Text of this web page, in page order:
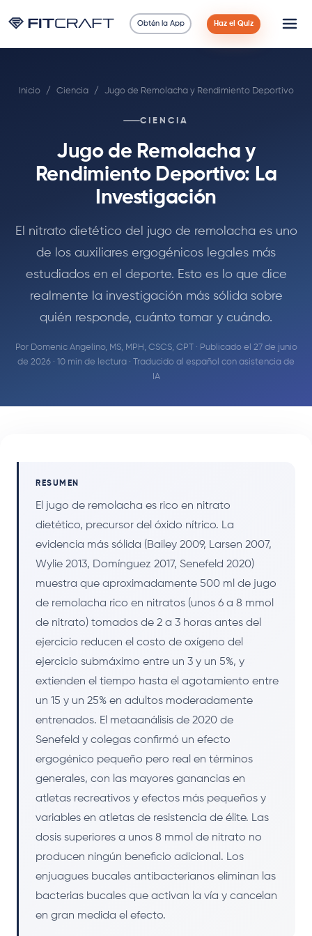
Obtén la App Haz el Quiz
Guías
90 Días
Inicio / Ciencia / Jugo de Remolacha y Rendimiento Deportivo
CIENCIA
Jugo de Remolacha y
Rendimiento Deportivo: La
Investigación
El nitrato dietético del jugo de remolacha es uno
de los auxiliares ergogénicos legales más
estudiados en el deporte. Esto es lo que dice
realmente la investigación más sólida sobre
quién responde, cuánto tomar y cuándo.
Por Domenic Angelino, MS, MPH, CSCS, CPT· Publicado el 27 de junio
de 2026 · 10 min de lectura · Traducido al español con asistencia de
IA
RESUMEN
El jugo de remolacha es rico en nitrato
dietético, precursor del óxido nítrico. La
evidencia más sólida (Bailey 2009, Larsen 2007,
Wylie 2013, Domínguez 2017, Senefeld 2020)
muestra que aproximadamente 500 ml de jugo
de remolacha rico en nitratos (unos 6 a 8 mmol
de nitrato) tomados de 2 a 3 horas antes del
ejercicio reducen el costo de oxígeno del
ejercicio submáximo entre un 3 y un 5%, y
extienden el tiempo hasta el agotamiento entre
un 15 y un 25% en adultos moderadamente
entrenados. El metaanálisis de 2020 de
Senefeld y colegas confirmó un efecto
ergogénico pequeño pero real en términos
generales, con las mayores ganancias en
atletas recreativos y efectos más pequeños y
variables en atletas de resistencia de élite. Las
dosis superiores a unos 8 mmol de nitrato no
producen ningún beneficio adicional. Los
enjuagues bucales antibacterianos eliminan las
bacterias bucales que activan la vía y cancelan
en gran medida el efecto.